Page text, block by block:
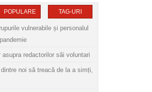
POPULARE TAG-URI
vulnerabile și personalul
redactorilor săi voluntari
noi să treacă de la a simți,